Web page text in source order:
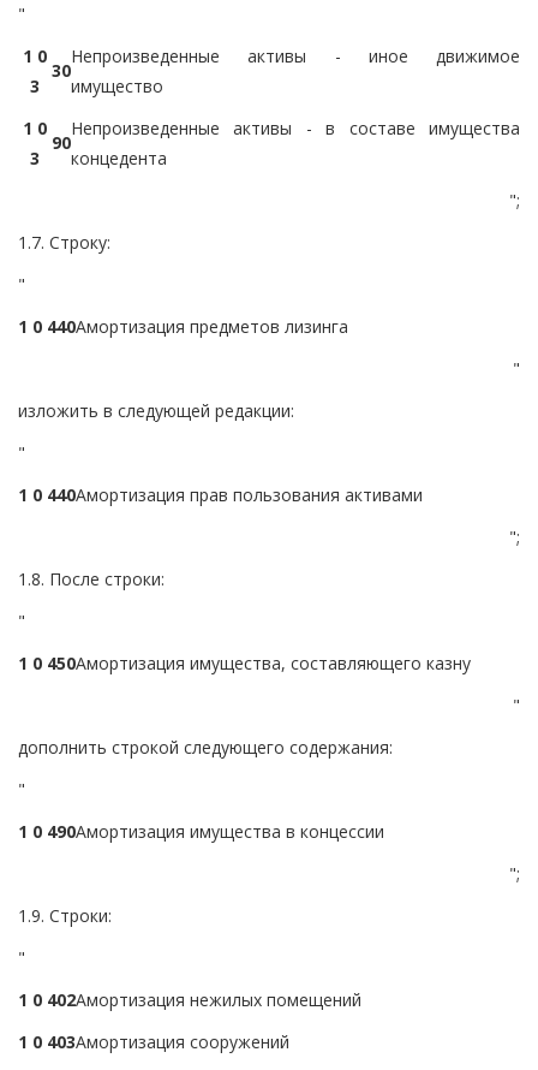
"
1 0
3
30
Непроизведенные активы - иное движимое
имущество
1 0
3
90
Непроизведенные активы - в составе имущества
концедента
";
1.7. Строку:
"
1 0 440Амортизация предметов лизинга
"
изложить в следующей редакции:
"
1 0 440Амортизация прав пользования активами
";
1.8. После строки:
"
1 0 450Амортизация имущества, составляющего казну
"
дополнить строкой следующего содержания:
"
1 0 490Амортизация имущества в концессии
";
1.9. Строки:
"
1 0 402Амортизация нежилых помещений
1 0 403Амортизация сооружений